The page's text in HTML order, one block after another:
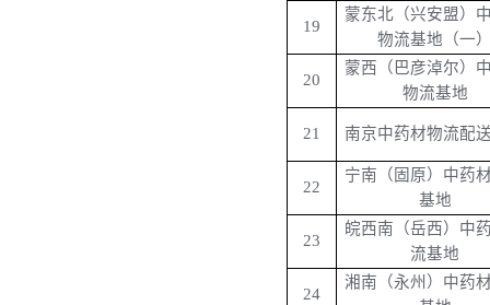
19
蒙东北（兴安盟）
物流基地（一
20
蒙西（巴彦淖尔）
物流基地
21 南京中药材物流配
22
宁南（固原）中药
基地
23
皖西南（岳西）中
流基地
24
湘南（永州）中药